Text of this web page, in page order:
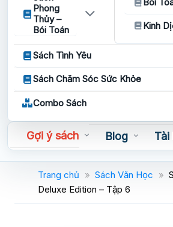
Phong
Thủy –
Bói Toán
Bói
Kinh
Sách Tình Yêu
Sách Chăm Sóc Sức Khỏe
Combo Sách
Gợi ý sách Blog Tài
Sách nói
Trang chủ » Sách Văn Học »
Deluxe Edition – Tập 6